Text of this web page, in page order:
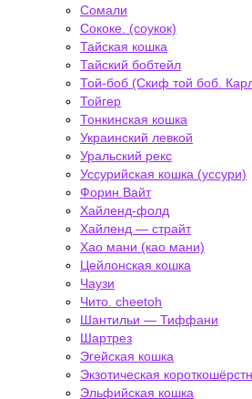
Сомали
Сококе. (соукок)
Тайская кошка
Тайский бобтейл
Той-боб (Скиф той боб.
Тойгер
Тонкинская кошка
Украинский левкой
Уральский рекс
Уссурийская кошка (уссури)
Форин Вайт
Хайленд-фолд
Хайленд — страйт
Хао мани (као мани)
Цейлонская кошка
Чаузи
Чито. cheetoh
Шантильи — Тиффани
Шартрез
Эгейская кошка
Экзотическая
Эльфийская кошка